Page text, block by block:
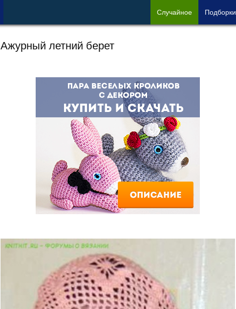
Ажурный летний берет
Случайное Подборки